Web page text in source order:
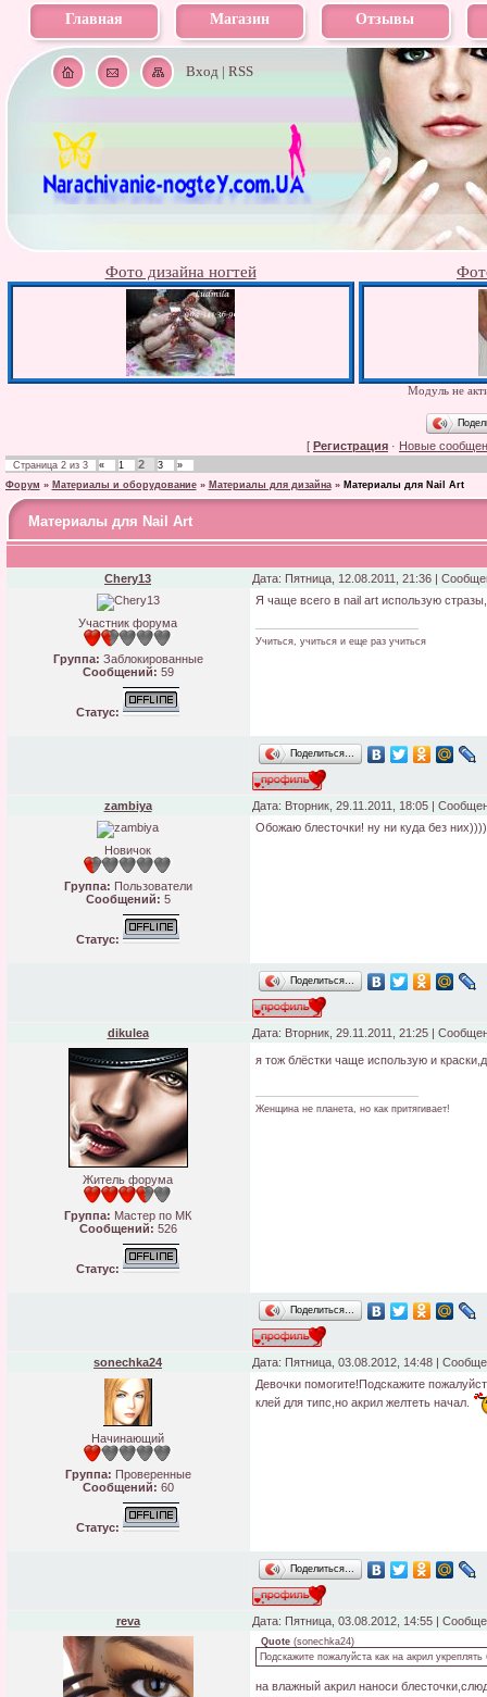
Главная Магазин Отзывы
Вход| RSS
Фото дизайна ногтей
Модуль не
[ Регистрация · Новые
Страница 2из 3 « 1 2 3
»
Форум » Материалы и оборудование » Материалы для дизайна » Материалы для Nail Art
Материалы для Nail Art
Chery13 Дата: Пятница, 12.08.2011, 21:36 |
Участник форума
Группа: Заблокированные
Сообщений: 59
Статус:
Я чаще всего в nail art использую
Учиться, учиться и еще раз учиться
Поделиться…
zambiya Дата: Вторник, 29.11.2011, 18:05 |
Новичок
Группа: Пользователи
Сообщений: 5
Статус:
Обожаю блесточки! ну ни куда без них))))
Поделиться…
dikulea Дата: Вторник, 29.11.2011, 21:25 |
Житель форума
Группа: Мастер по МК
Сообщений: 526
Статус:
я тож блёстки чаще использую и
Женщина не планета, но как притягивает!
Поделиться…
sonechka24 Дата: Пятница, 03.08.2012, 14:48 |
Начинающий
Группа: Проверенные
Сообщений: 60
Статус:
Девочки помогите!Подскажите
клей для типс,но акрил желтеть начал.
Поделиться…
reva Дата: Пятница, 03.08.2012, 14:55 |
Quote(sonechka24)
Подскажите пожалуйста как на акрил
на влажный акрил наноси